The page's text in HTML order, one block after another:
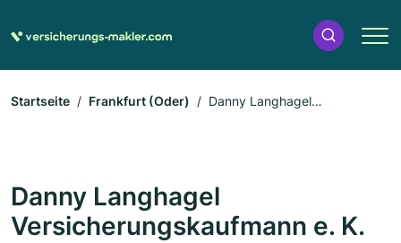
Startseite Frankfurt (Oder)
Danny Langhagel
Danny Langhagel
Versicherungskaufmann e. K.